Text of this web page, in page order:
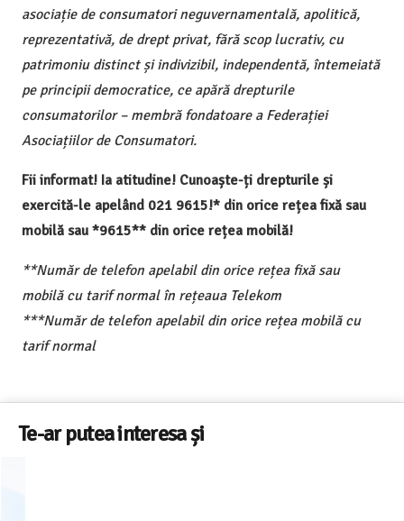
asociație de consumatori neguvernamentală, apolitică,
reprezentativă, de drept privat, fără scop lucrativ, cu
patrimoniu distinct și indivizibil, independentă, întemeiată
pe principii democratice, ce apără drepturile
consumatorilor – membră fondatoare a Federației
Asociațiilor de Consumatori.
Fii informat! Ia atitudine! Cunoaște-ți drepturile și
exercită-le apelând 021 9615!* din orice rețea fixă sau
mobilă sau *9615** din orice rețea mobilă!
**Număr de telefon apelabil din orice rețea fixă sau
mobilă cu tarif normal în rețeaua Telekom
***Număr de telefon apelabil din orice rețea mobilă cu
tarif normal
Te-ar putea interesa și